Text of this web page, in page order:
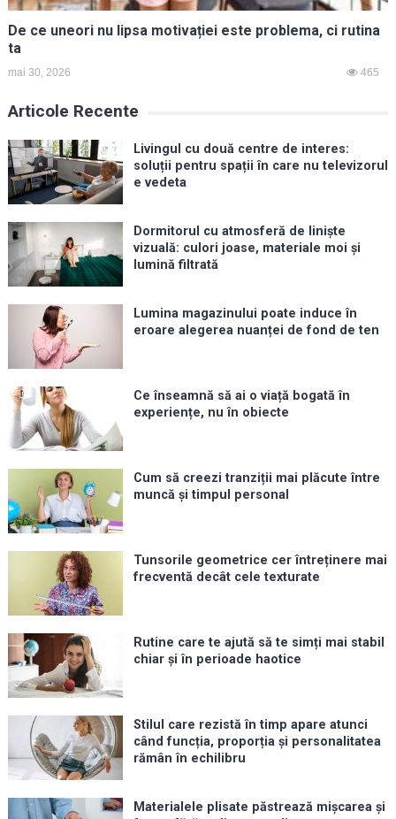
De ce uneori nu lipsa motivației este problema, ci rutina
ta
mai 30, 2026 465
Articole Recente
Livingul cu două centre de interes:
soluții pentru spații în care nu televizorul
e vedeta
Dormitorul cu atmosferă de liniște
vizuală: culori joase, materiale moi și
lumină filtrată
Lumina magazinului poate induce în
eroare alegerea nuanței de fond de ten
Ce înseamnă să ai o viață bogată în
experiențe, nu în obiecte
Cum să creezi tranziții mai plăcute între
muncă și timpul personal
Tunsorile geometrice cer întreținere mai
frecventă decât cele texturate
Rutine care te ajută să te simți mai stabil
chiar și în perioade haotice
Stilul care rezistă în timp apare atunci
când funcția, proporția și personalitatea
rămân în echilibru
Materialele plisate păstrează mișcarea și